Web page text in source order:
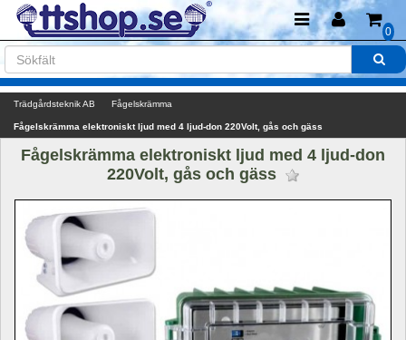
0
Trädgårdsteknik AB Fågelskrämma
Fågelskrämma elektroniskt ljud med 4 ljud-don 220Volt, gås och gäss
Fågelskrämma elektroniskt ljud med 4 ljud-don
220Volt, gås och gäss